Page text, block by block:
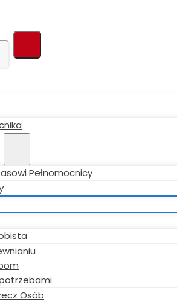
Pełnomocnicy
Osób